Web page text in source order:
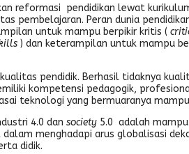
reformasi pendidikan lewat
pembelajaran. Peran dunia
untuk mampu berpikir kritis (
) dan keterampilan untuk mampu
pendidik. Berhasil tidaknya
kompetensi pedagogik,
teknologi yang bermuaranya
4.0 dan society 5.0 adalah
menghadapi arus globalisasi
didik.